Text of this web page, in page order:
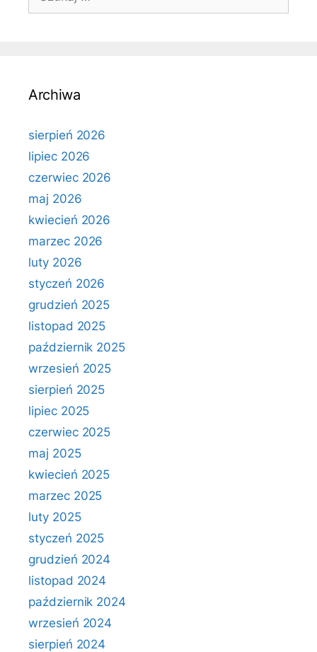
Archiwa
sierpień 2026
lipiec 2026
czerwiec 2026
maj 2026
kwiecień 2026
marzec 2026
luty 2026
styczeń 2026
grudzień 2025
listopad 2025
październik 2025
wrzesień 2025
sierpień 2025
lipiec 2025
czerwiec 2025
maj 2025
kwiecień 2025
marzec 2025
luty 2025
styczeń 2025
grudzień 2024
listopad 2024
październik 2024
wrzesień 2024
sierpień 2024